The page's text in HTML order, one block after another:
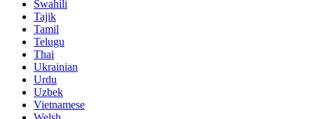
Swahili
Tajik
Tamil
Telugu
Thai
Ukrainian
Urdu
Uzbek
Vietnamese